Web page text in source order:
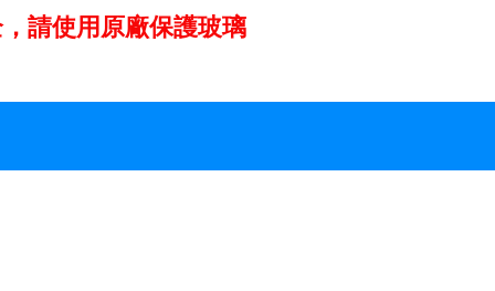
請使用原廠保護玻璃